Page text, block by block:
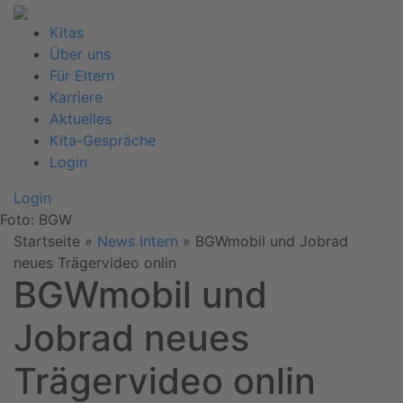
Kitas
Über uns
Für Eltern
Karriere
Aktuelles
Kita-Gespräche
Login
Login
Foto: BGW
Startseite » News Intern » BGWmobil und Jobrad
neues Trägervideo onlin
BGWmobil und
Jobrad neues
Trägervideo onlin